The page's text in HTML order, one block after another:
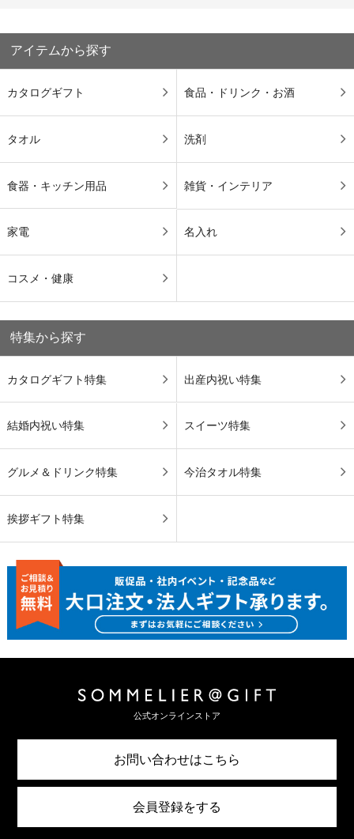
アイテムから探す
カタログギフト 食品・ドリンク・お酒
タオル 洗剤
食器・キッチン用品 雑貨・インテリア
家電 名入れ
コスメ・健康
特集から探す
カタログギフト特集 出産内祝い特集
結婚内祝い特集 スイーツ特集
グルメ＆ドリンク特集 今治タオル特集
挨拶ギフト特集
公式オンラインストア
お問い合わせはこちら
会員登録をする